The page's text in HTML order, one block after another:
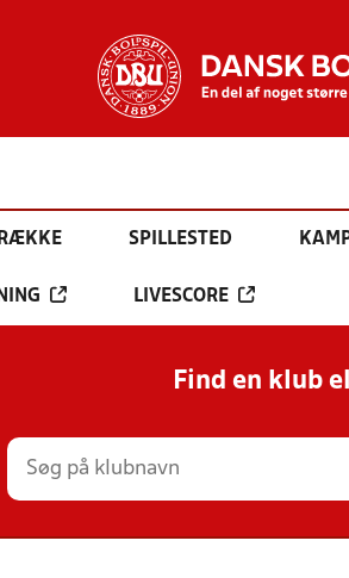
RÆKKE SPILLESTED
LIVESCORE
Find en klub